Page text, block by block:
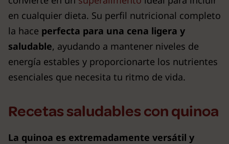
en cualquier dieta. Su perfil nutricional completo
la hace perfecta para una cena ligera y
saludable, ayudando a mantener niveles de
energía estables y proporcionarte los nutrientes
esenciales que necesita tu ritmo de vida.
Recetas saludables con quinoa
La quinoa es extremadamente versátil y